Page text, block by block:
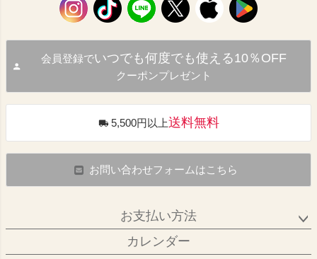
会員登録でいつでも何度でも使える10％OFF
クーポンプレゼント
5,500円以上送料無料
お問い合わせフォームはこちら
お支払い方法
カレンダー